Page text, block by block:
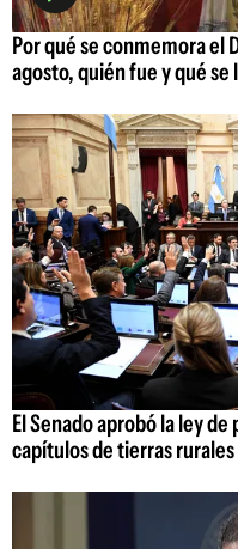
Por qué se conmemora el
agosto, quién fue y qué se
El Senado aprobó la ley
capítulos de tierras